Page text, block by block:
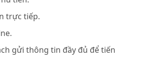
trực tiếp.
gửi thông tin đầy đủ để tiến